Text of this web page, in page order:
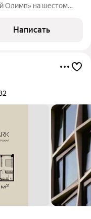
Олимп» на шестом
карнизы, лепные
Написать